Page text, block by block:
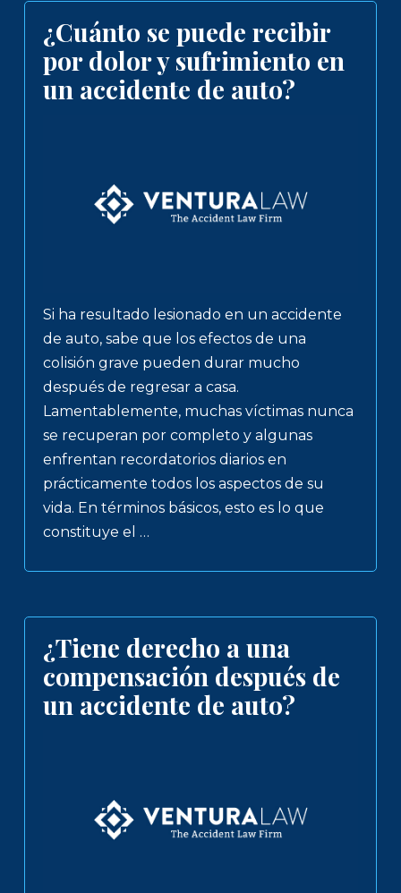
¿Cuánto se puede recibir
por dolor y sufrimiento en
un accidente de auto?
Si ha resultado lesionado en un accidente
de auto, sabe que los efectos de una
colisión grave pueden durar mucho
después de regresar a casa.
Lamentablemente, muchas víctimas nunca
se recuperan por completo y algunas
enfrentan recordatorios diarios en
prácticamente todos los aspectos de su
vida. En términos básicos, esto es lo que
constituye el …
¿Tiene derecho a una
compensación después de
un accidente de auto?